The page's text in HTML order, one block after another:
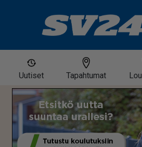
Uutiset Tapahtumat